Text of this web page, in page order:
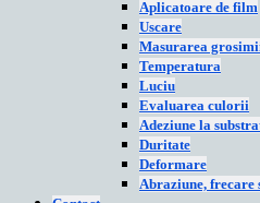
Aplicatoare de film
Uscare
Masurarea
Temperatura
Luciu
Evaluarea culorii
Adeziune la
Duritate
Deformare
Abraziune,